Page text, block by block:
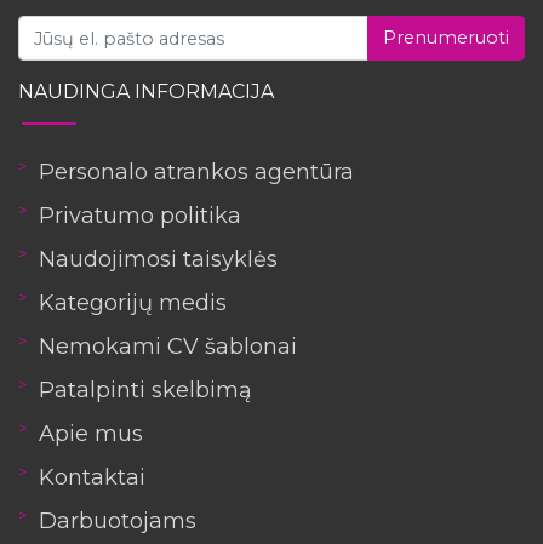
Prenumeruoti
NAUDINGA INFORMACIJA
Personalo atrankos agentūra
Privatumo politika
Naudojimosi taisyklės
Kategorijų medis
Nemokami CV šablonai
Patalpinti skelbimą
Apie mus
Kontaktai
Darbuotojams